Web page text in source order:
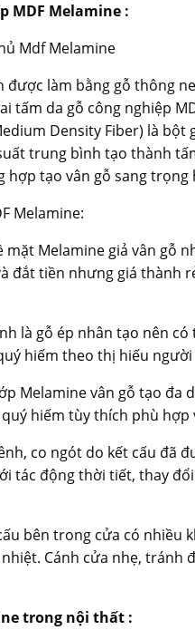
MDF Melamine :
Mdf Melamine
được làm bằng gỗ thông
tấm da gỗ công nghiệp
Density Fiber) là bột
trung bình tạo thành
tạo vân gỗ sang trọng
Melamine:
mặt Melamine giả vân gỗ
đắt tiền nhưng giá thành
là gỗ ép nhân tạo nên
hiếm theo thị hiếu
Melamine vân gỗ tạo đa
hiếm tùy thích phù
co ngót do kết cấu đã
tác động thời tiết, thay
bên trong cửa có nhiều
Cánh cửa nhẹ, tránh
trong nội thất :